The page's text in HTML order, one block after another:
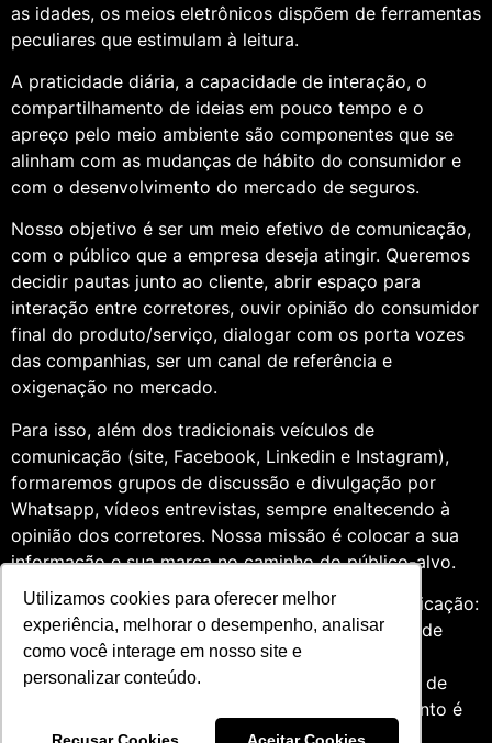
Utilizamos cookies para oferecer melhor
experiência, melhorar o desempenho, analisar
como você interage em nosso site e
personalizar conteúdo.
as idades, os meios eletrônicos dispõem de ferramentas
peculiares que estimulam à leitura.
A praticidade diária, a capacidade de interação, o
compartilhamento de ideias em pouco tempo e o
apreço pelo meio ambiente são componentes que se
alinham com as mudanças de hábito do consumidor e
com o desenvolvimento do mercado de seguros.
Nosso objetivo é ser um meio efetivo de comunicação,
com o público que a empresa deseja atingir. Queremos
decidir pautas junto ao cliente, abrir espaço para
interação entre corretores, ouvir opinião do consumidor
final do produto/serviço, dialogar com os porta vozes
das companhias, ser um canal de referência e
oxigenação no mercado.
Para isso, além dos tradicionais veículos de
comunicação (site, Facebook, Linkedin e Instagram),
formaremos grupos de discussão e divulgação por
Whatsapp, vídeos entrevistas, sempre enaltecendo à
opinião dos corretores. Nossa missão é colocar a sua
informação e sua marca no caminho do público-alvo.
Somos profissionais formados na área de comunicação:
Jornalismo e Relações Públicas. Assim, por meio de
uma análise de quatro anos do setor de seguros,
entendemos que fazer um trabalho diversificado, de
relevância e com grande expertise para o segmento é
essencial àqueles que desejam contribuir para o